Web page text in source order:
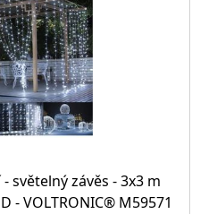
světelný závěs - 3x3 m
- VOLTRONIC® M59571